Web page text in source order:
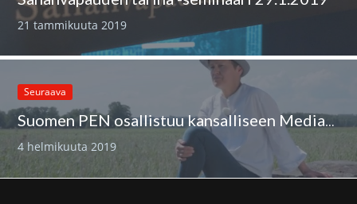
21 tammikuuta 2019
Seuraava
Suomen PEN osallistuu kansalliseen Mediataitoviikkoon
4 helmikuuta 2019